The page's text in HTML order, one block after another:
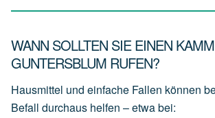
WANN SOLLTEN SIE EINEN
GUNTERSBLUM RUFEN?
Hausmittel und einfache Fallen können
Befall durchaus helfen – etwa bei: